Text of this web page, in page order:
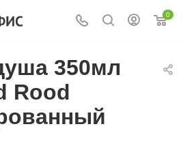
0
350мл
Rood